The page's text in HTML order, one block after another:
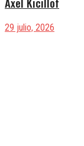
29 julio, 2026